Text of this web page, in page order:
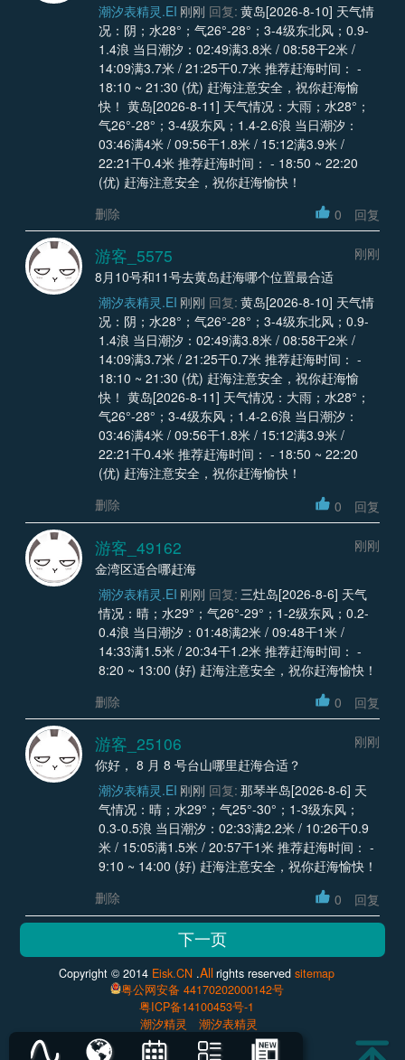
潮汐表精灵.EI 刚刚 回复: 黄岛[2026-8-10] 天气情
况：阴；水28°；气26°-28°；3-4级东北风；0.9-
1.4浪 当日潮汐：02:49满3.8米 / 08:58干2米 /
14:09满3.7米 / 21:25干0.7米 推荐赶海时间： -
18:10 ~ 21:30 (优) 赶海注意安全，祝你赶海愉
快！ 黄岛[2026-8-11] 天气情况：大雨；水28°；
气26°-28°；3-4级东风；1.4-2.6浪 当日潮汐：
03:46满4米 / 09:56干1.8米 / 15:12满3.9米 /
22:21干0.4米 推荐赶海时间： - 18:50 ~ 22:20
(优) 赶海注意安全，祝你赶海愉快！
删除
0 回复
游客_5575
刚刚
8月10号和11号去黄岛赶海哪个位置最合适
潮汐表精灵.EI 刚刚 回复: 黄岛[2026-8-10] 天气情
况：阴；水28°；气26°-28°；3-4级东北风；0.9-
1.4浪 当日潮汐：02:49满3.8米 / 08:58干2米 /
14:09满3.7米 / 21:25干0.7米 推荐赶海时间： -
18:10 ~ 21:30 (优) 赶海注意安全，祝你赶海愉
快！ 黄岛[2026-8-11] 天气情况：大雨；水28°；
气26°-28°；3-4级东风；1.4-2.6浪 当日潮汐：
03:46满4米 / 09:56干1.8米 / 15:12满3.9米 /
22:21干0.4米 推荐赶海时间： - 18:50 ~ 22:20
(优) 赶海注意安全，祝你赶海愉快！
删除
0 回复
游客_49162
刚刚
金湾区适合哪赶海
潮汐表精灵.EI 刚刚 回复: 三灶岛[2026-8-6] 天气
情况：晴；水29°；气26°-29°；1-2级东风；0.2-
0.4浪 当日潮汐：01:48满2米 / 09:48干1米 /
14:33满1.5米 / 20:34干1.2米 推荐赶海时间： -
8:20 ~ 13:00 (好) 赶海注意安全，祝你赶海愉快！
删除
0 回复
游客_25106
刚刚
你好， 8 月 8 号台山哪里赶海合适？
潮汐表精灵.EI 刚刚 回复: 那琴半岛[2026-8-6] 天
气情况：晴；水29°；气25°-30°；1-3级东风；
0.3-0.5浪 当日潮汐：02:33满2.2米 / 10:26干0.9
米 / 15:05满1.5米 / 20:57干1米 推荐赶海时间： -
9:10 ~ 14:00 (好) 赶海注意安全，祝你赶海愉快！
删除
0 回复
Copyright © 2014 Eisk.CN .Allrights reservedsitemap
粤公网安备 44170202000142号
粤ICP备14100453号-1
潮汐精灵
潮汐表精灵